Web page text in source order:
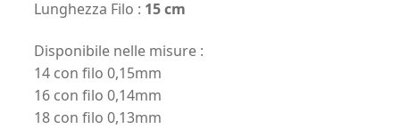
Lunghezza Filo : 15 cm
Disponibile nelle misure :
14 con filo 0,15mm
16 con filo 0,14mm
18 con filo 0,13mm